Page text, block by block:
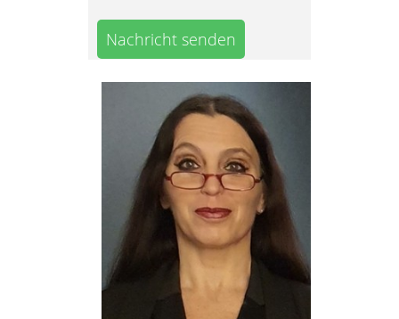
Nachricht senden